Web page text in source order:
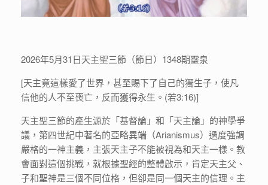
2026年5月31日天主聖三節（節日）1348期靈泉
[天主竟這樣愛了世界，甚至賜下了自己的獨生子，使凡
信他的人不至喪亡，反而獲得永生。(若3:16)]
天主聖三節的產生源於「基督論」和「天主論」的神學爭
議，第四世紀中著名的亞略異端（Arianismus）過度強調
嚴格的一神主義，主張天主子不能被視為和天主一樣。教
會面對這個挑戰，就根據聖經的整體啟示，肯定天主父、
子和聖神是三個不同位格，但卻是同一個天主的信理。主